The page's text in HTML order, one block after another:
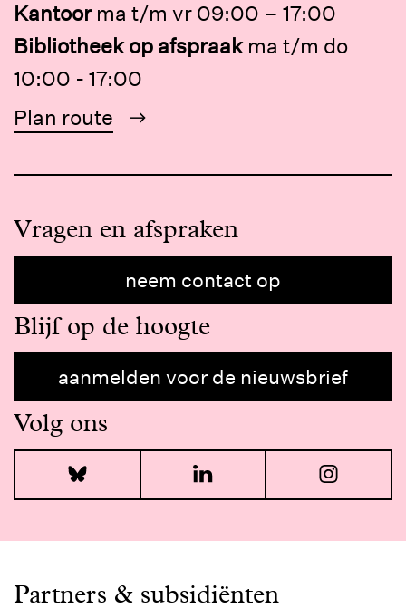
Kantoor ma t/m vr 09:00 – 17:00
Bibliotheek op afspraak ma t/m do
10:00 - 17:00
Plan route
Vragen en afspraken
neem contact op
Blijf op de hoogte
aanmelden voor de nieuwsbrief
Volg ons
Bluesky LinkedIn
Partners & subsidiënten